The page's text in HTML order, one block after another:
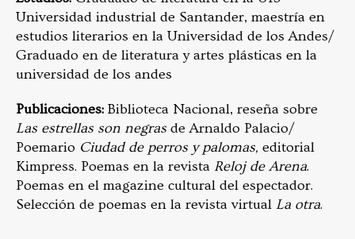
Universidad industrial de Santander, maestría en
estudios literarios en la Universidad de los Andes/
Graduado en de literatura y artes plásticas en la
universidad de los andes
Publicaciones: Biblioteca Nacional, reseña sobre
Las estrellas son negras de Arnaldo Palacio/
Poemario Ciudad de perros y palomas, editorial
Kimpress. Poemas en la revista Reloj de Arena.
Poemas en el magazine cultural del espectador.
Selección de poemas en la revista virtual La otra.